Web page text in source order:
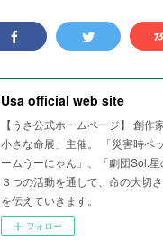
Usa official web site
【うさ公式ホームページ】 創作
小さな命展」主催。 「災害時ペ
ームうーにゃん」、「劇団Sol.
３つの活動を通して、命の大切
を伝えていきます。
フォロー